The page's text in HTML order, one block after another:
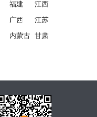
福建 江西
广西 江苏
内蒙古 甘肃